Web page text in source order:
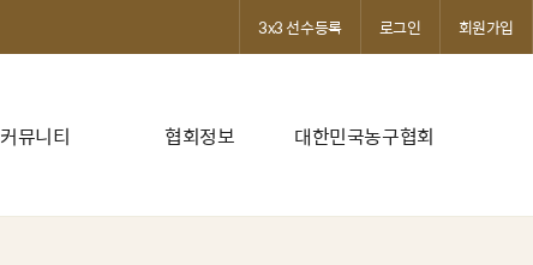
커뮤니티 협회정보 대한민국농구협회
3x3 선수등록 로그인 회원가입